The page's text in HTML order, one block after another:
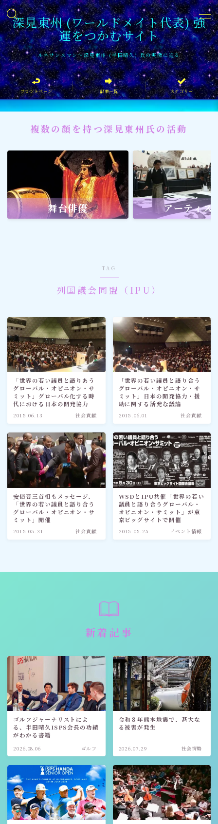
深見東州 (ワールドメイト代表) 強
運をつかむサイト
ルネサンスマン〜深見東州 (半田晴久) 氏の実像に迫る
MENU
フロントページ
記事一覧
イベント情報
企業家
文化・芸術活動
社会貢献 社会貢献
メディア・ネット
ワールドメイト
神道・宗教
社会情勢
おすすめ記事
フロントページ 記事一覧 カテゴリー
複数の顔を持つ深見東州氏の活動
舞台俳優 アーティス
TAG
列国議会同盟（IPU）
「世界の若い議員と語りあう
グローバル・オピニオン・サ
ミット」グローバル化する時
代における日本の開発協力
2015.06.13 社会貢献
「世界の若い議員と語り合う
グローバル・オピニオン・サ
ミット」日本の開発協力・援
助に関する活発な議論
2015.06.01 社会貢献
安倍晋三首相もメッセージ、
「世界の若い議員と語り合う
グローバル・オピニオン・サ
ミット」開催
2015.05.31 社会貢献
WSDとIPU共催「世界の若い
議員と語り合うグローバル・
オピニオン・サミット」が東
京ビッグサイトで開催
2015.05.25 イベント情報
新着記事
ゴルフジャーナリストによ
る、半田晴久ISPS会長の功績
がわかる書籍
2026.08.06 ゴルフ
令和８年熊本地震で、甚大な
る被害が発生
2026.07.29 社会情勢